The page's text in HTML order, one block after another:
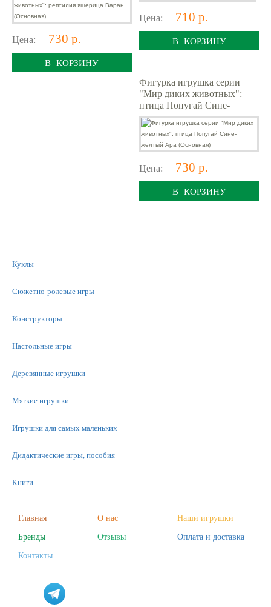
Цена: 730 р.
В КОРЗИНУ
Цена: 710 р.
В КОРЗИНУ
Фигурка игрушка серии
"Мир диких животных":
птица Попугай Сине-
желтый Ара (Основная)
Цена: 730 р.
В КОРЗИНУ
Куклы
Сюжетно-ролевые игры
Конструкторы
Настольные игры
Деревянные игрушки
Мягкие игрушки
Игрушки для самых маленьких
Дидактические игры, пособия
Книги
Фигурки
Наборы для творчества
Главная О нас
Наши игрушки
Бренды
Отзывы
Оплата и доставка
Контакты